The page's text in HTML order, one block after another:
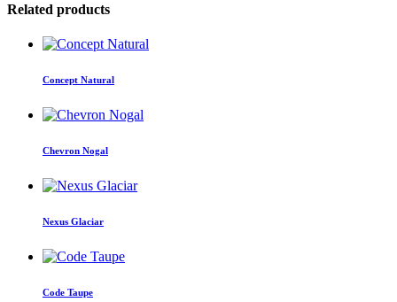
Related products
Concept Natural
Chevron Nogal
Nexus Glaciar
Este
Code Taupe